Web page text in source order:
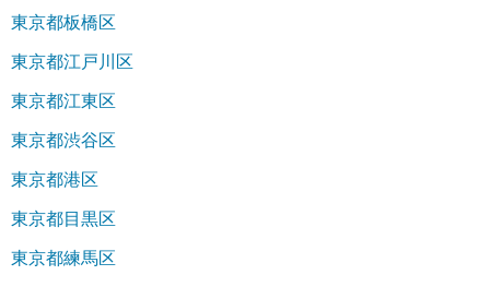
東京都板橋区
東京都江戸川区
東京都江東区
東京都渋谷区
東京都港区
東京都目黒区
東京都練馬区